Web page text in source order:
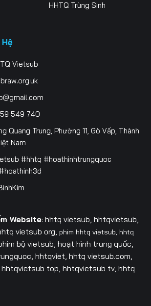
HHTQ Trùng Sinh
Vietsub
549 740
Quang Trung, Phường 11, Gò Vấp, Thành
Nam
#hhtq #hoathinhtrungquoc
Website: hhtq vietsub, hhtqvietsub,
vietsub org, phim hhtq vietsub, hhtq
bộ vietsub, hoạt hình trung quốc,
hhtqviet, hhtq vietsub.com,
top, hhtqvietsub tv, hhtq